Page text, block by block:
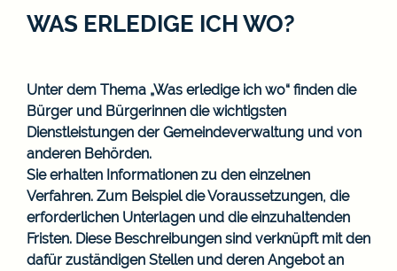
WAS ERLEDIGE ICH WO?
Unter dem Thema „Was erledige ich wo“ finden die
Bürger und Bürgerinnen die wichtigsten
Dienstleistungen der Gemeindeverwaltung und von
anderen Behörden.
Sie erhalten Informationen zu den einzelnen
Verfahren. Zum Beispiel die Voraussetzungen, die
erforderlichen Unterlagen und die einzuhaltenden
Fristen. Diese Beschreibungen sind verknüpft mit den
dafür zuständigen Stellen und deren Angebot an